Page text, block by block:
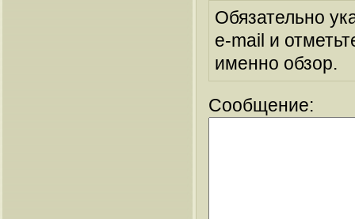
Обязательно
e-mail и
именно обзор.
Сообщение: